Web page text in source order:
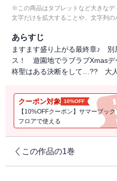
※この商品はタブレットなど大きなデ
文字だけを拡大することや、文字列
あらすじ
ますます盛り上がる最終章♪
ス！ 遊園地でラブラブXmasデ
柊聖はある決断をして…?? 大
クーポン対象 10%OFF
【10%OFFクーポン】サマーブッ
フロアで使える
この作品の1巻